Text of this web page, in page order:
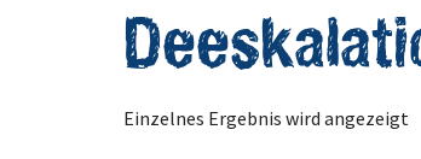
Einzelnes Ergebnis wird angezeigt